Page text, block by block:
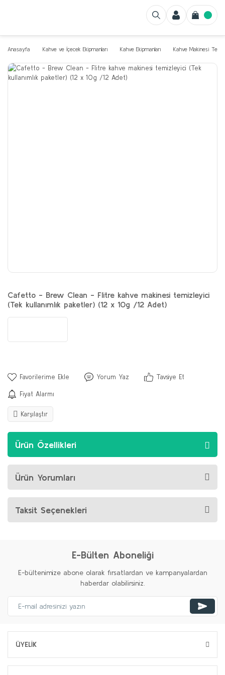
Anasayfa Kahve ve İçecek Ekipmanları Kahve Ekipmanları Kahve Makinesi
Cafetto - Brew Clean - Flitre kahve makinesi temizleyici
(Tek kullanımlık paketler) (12 x 10g /12 Adet)
Yorum Yaz Tavsiye Et
Fiyat Alarmı
Karşılaştır
Ürün Özellikleri
Ürün Yorumları
Taksit Seçenekleri
E-Bülten Aboneliği
E-bültenimize abone olarak fırsatlardan ve kampanyalardan
haberdar olabilirsiniz.
ÜYELİK